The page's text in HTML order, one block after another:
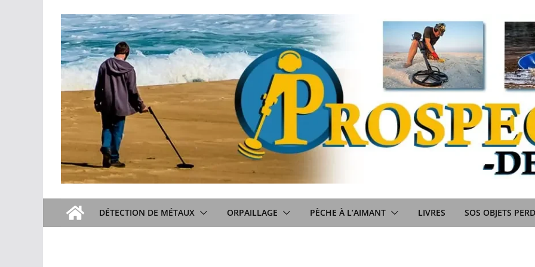
contenu
DÉTECTION DE MÉTAUX ORPAILLAGE PÈCHE À L’AIMANT LIVRES SOS OBJETS